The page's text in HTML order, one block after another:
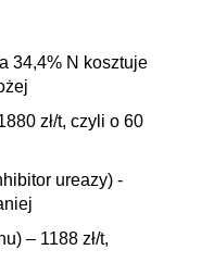
34,4% N kosztuje
zł/t, czyli o 60
ureazy) -
– 1188 zł/t,